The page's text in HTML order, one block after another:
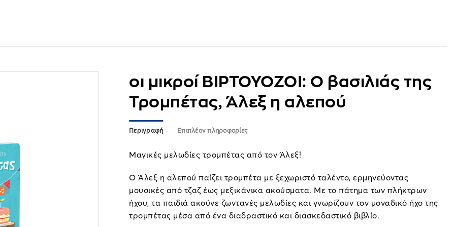
οι μικροί ΒΙΡΤΟΥΟΖΟΙ: Ο βασιλιάς της
Τρομπέτας, Άλεξ η αλεπού
Περιγραφή Επιπλέον πληροφορίες
Μαγικές μελωδίες τρομπέτας από τον Άλεξ!
Ο Άλεξ η αλεπού παίζει τρομπέτα με ξεχωριστό ταλέντο, ερμηνεύοντας
μουσικές από τζαζ έως μεξικάνικα ακούσματα. Με το πάτημα των πλήκτρων
ήχου, τα παιδιά ακούνε ζωντανές μελωδίες και γνωρίζουν τον μοναδικό ήχο της
τρομπέτας μέσα από ένα διαδραστικό και διασκεδαστικό βιβλίο.